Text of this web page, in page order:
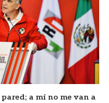
a mí no me van a